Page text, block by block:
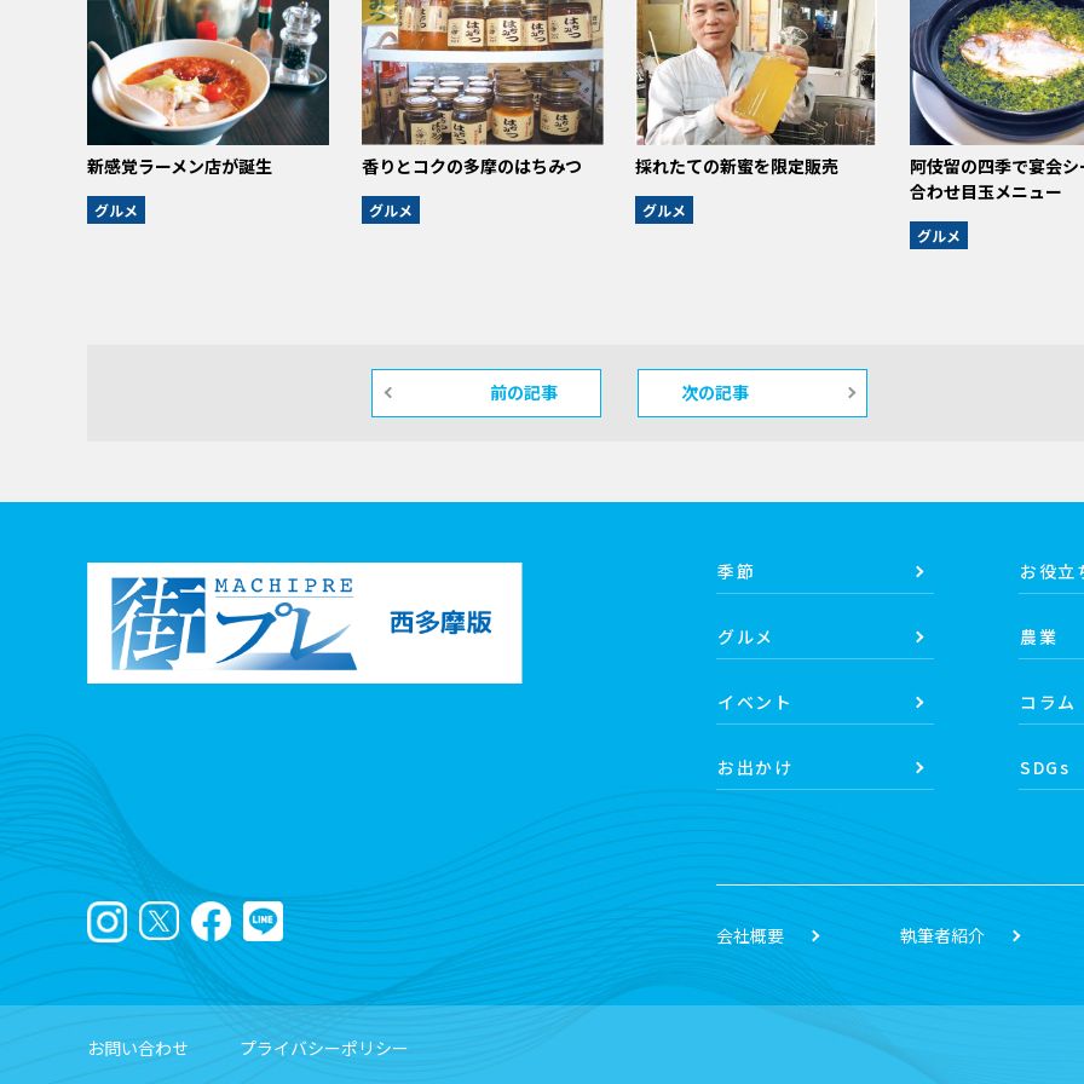
新感覚ラーメン店が誕生
グルメ
香りとコクの多摩のはちみつ
グルメ
採れたての新蜜を限定販売
グルメ
阿伎留の四季で宴会シ
合わせ目玉メニュー
グルメ
前の記事 次の記事
季節
グルメ
イベント
お出かけ
お役立
農業
コラム
SDGs
会社概要 執筆者紹介
お問い合わせ プライバシーポリシー